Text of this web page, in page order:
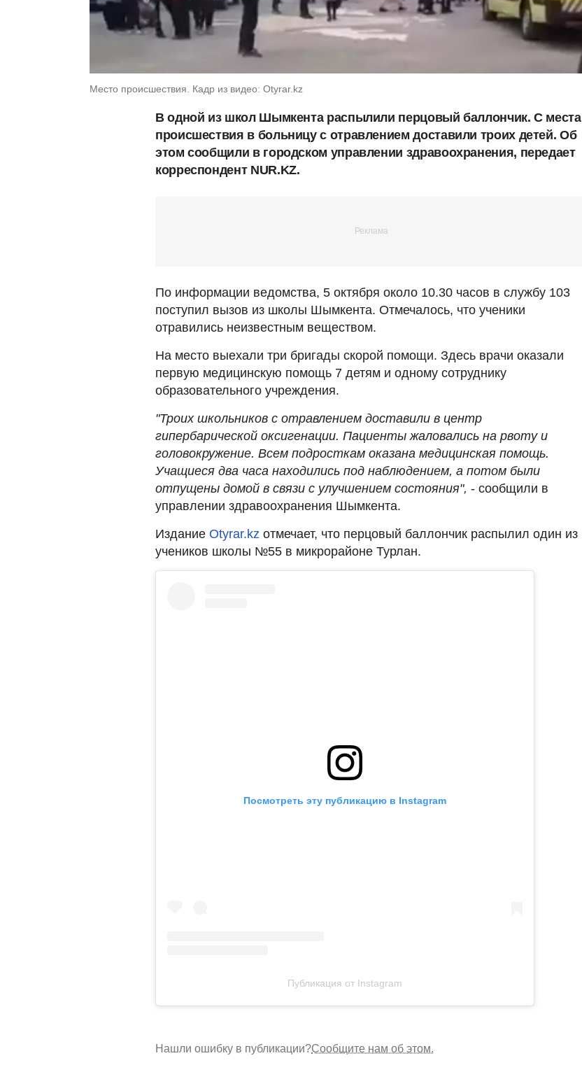
Место происшествия. Кадр из видео: Otyrar.kz
В одной из школ Шымкента распылили перцовый баллончик. С места
происшествия в больницу с отравлением доставили троих детей. Об
этом сообщили в городском управлении здравоохранения, передает
корреспондент NUR.KZ.
По информации ведомства, 5 октября около 10.30 часов в службу 103
поступил вызов из школы Шымкента. Отмечалось, что ученики
отравились неизвестным веществом.
На место выехали три бригады скорой помощи. Здесь врачи оказали
первую медицинскую помощь 7 детям и одному сотруднику
образовательного учреждения.
"Троих школьников с отравлением доставили в центр
гипербарической оксигенации. Пациенты жаловались на рвоту и
головокружение. Всем подросткам оказана медицинская помощь.
Учащиеся два часа находились под наблюдением, а потом были
отпущены домой в связи с улучшением состояния", - сообщили в
управлении здравоохранения Шымкента.
Издание Otyrar.kz отмечает, что перцовый баллончик распылил один из
учеников школы №55 в микрорайоне Турлан.
Посмотреть эту публикацию в Instagram
Публикация от Instagram
Нашли ошибку в публикации?Сообщите нам об этом.